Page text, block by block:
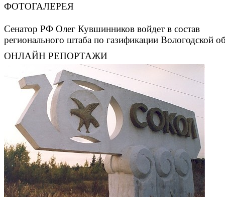
ФОТОГАЛЕРЕЯ
Сенатор РФ Олег Кувшинников войдет в состав
регионального штаба по газификации Вологодской
ОНЛАЙН РЕПОРТАЖИ